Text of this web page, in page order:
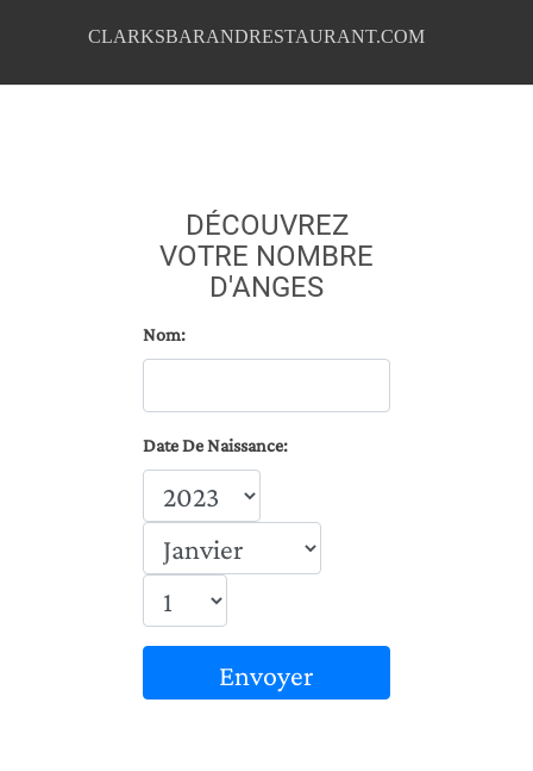
CLARKSBARANDRESTAURANT.COM
DÉCOUVREZ
VOTRE NOMBRE
D'ANGES
Nom:
Date De Naissance:
Envoyer